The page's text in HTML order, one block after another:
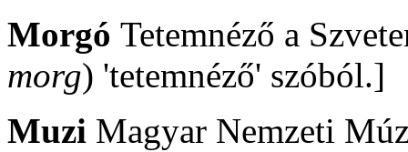
Morgó Tetemnéző a
morg) 'tetemnéző' szóból.]
Muzi Magyar Nemzeti